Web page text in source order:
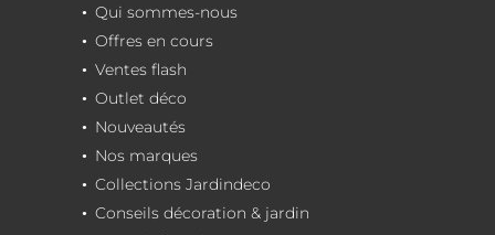
Qui sommes-nous
Offres en cours
Ventes flash
Outlet déco
Nouveautés
Nos marques
Collections Jardindeco
Conseils décoration & jardin